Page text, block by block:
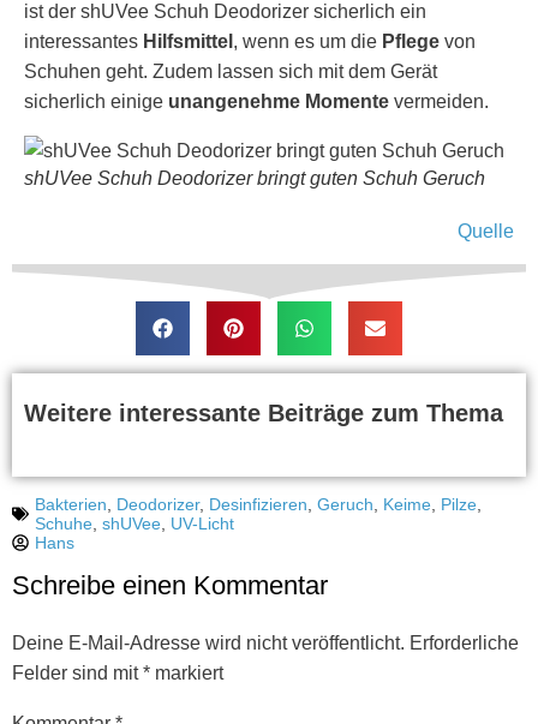
ist der shUVee Schuh Deodorizer sicherlich ein
interessantes Hilfsmittel , wenn es um die Pflege von
Schuhen geht. Zudem lassen sich mit dem Gerät
sicherlich einige unangenehme Momente vermeiden.
shUVee Schuh Deodorizer bringt guten Schuh Geruch
Quelle
Weitere interessante Beiträge zum Thema
Bakterien Deodorizer, Desinfizieren Geruch Keime Pilze
Schuhe shUVee UV-Licht
Hans
Schreibe einen Kommentar
Deine E-Mail-Adresse wird nicht veröffentlicht. Erforderliche
Felder sind mit* markiert